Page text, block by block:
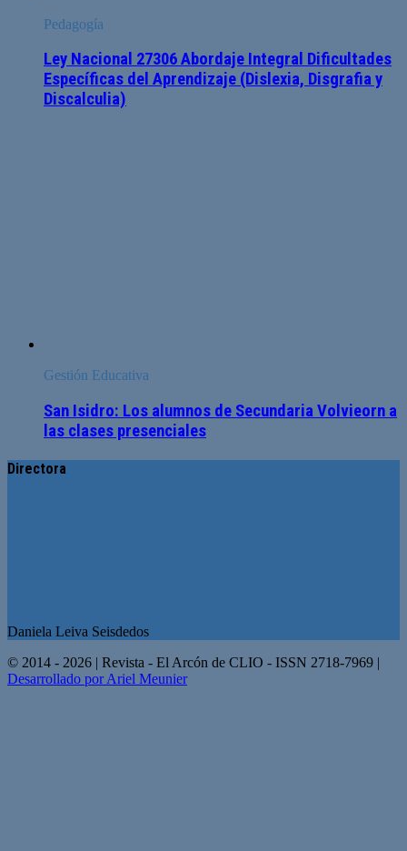
Pedagogía
Ley Nacional 27306 Abordaje Integral Dificultades
Específicas del Aprendizaje (Dislexia, Disgrafia y
Discalculia)
Gestión Educativa
San Isidro: Los alumnos de Secundaria Volvieorn a
las clases presenciales
Directora
Daniela Leiva Seisdedos
© 2014 - 2026 | Revista - El Arcón de CLIO - ISSN 2718-7969 |
Desarrollado por Ariel Meunier